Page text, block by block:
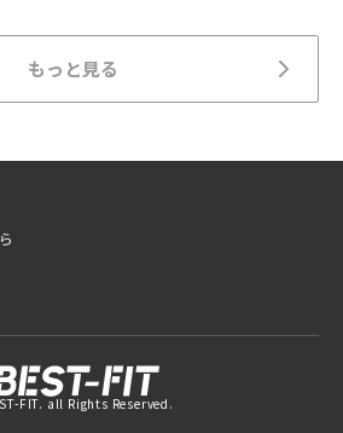
もっと見る
FIT. all Rights Reserved.